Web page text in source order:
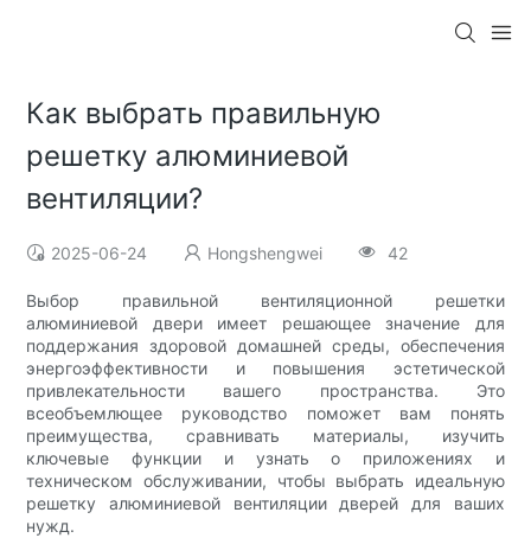
Как выбрать правильную
решетку алюминиевой
вентиляции?
2025-06-24 Hongshengwei 42
Выбор правильной вентиляционной решетки
алюминиевой двери имеет решающее значение для
поддержания здоровой домашней среды, обеспечения
энергоэффективности и повышения эстетической
привлекательности вашего пространства. Это
всеобъемлющее руководство поможет вам понять
преимущества, сравнивать материалы, изучить
ключевые функции и узнать о приложениях и
техническом обслуживании, чтобы выбрать идеальную
решетку алюминиевой вентиляции дверей для ваших
нужд.